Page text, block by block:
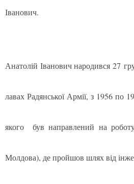
Іванович.
Анатолій Іванович народився 27
лавах Радянської Армії, з 1956 по
якого був направлений на
Молдова), де пройшов шлях від